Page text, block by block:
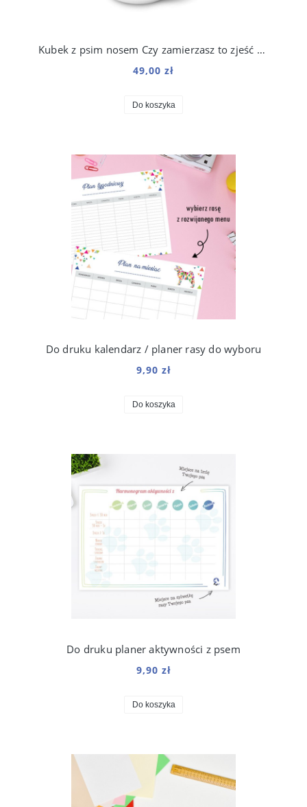
Kubek z psim nosem Czy zamierzasz to zjeść 250 ml
49,00 zł
Do koszyka
Do druku kalendarz / planer rasy do wyboru
9,90 zł
Do koszyka
Do druku planer aktywności z psem
9,90 zł
Do koszyka